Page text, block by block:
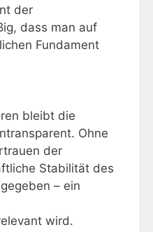
der
dass man auf
Fundament
bleibt die
Ohne
der
Stabilität des
– ein
wird.